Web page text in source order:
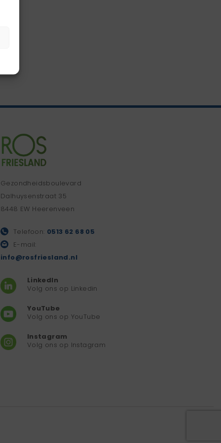
Gezondheidsboulevard
Dalhuysenstraat 35
8448 EW Heerenveen
Telefoon: 0513 62 68 05
E-mail:
info@rosfriesland.nl
LinkedIn
Volg ons op Linkedin
YouTube
Volg ons op YouTube
Instagram
Volg ons op Instagram